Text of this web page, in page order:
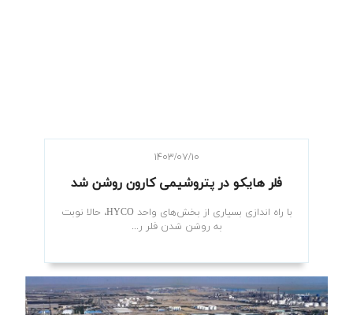
۱۴۰۳/۰۷/۱۰
فلر هایکو در پتروشیمی کارون روشن شد
با راه اندازی بسیاری از بخش‌های واحد HYCO، حالا نوبت
به روشن شدن فلر ر...